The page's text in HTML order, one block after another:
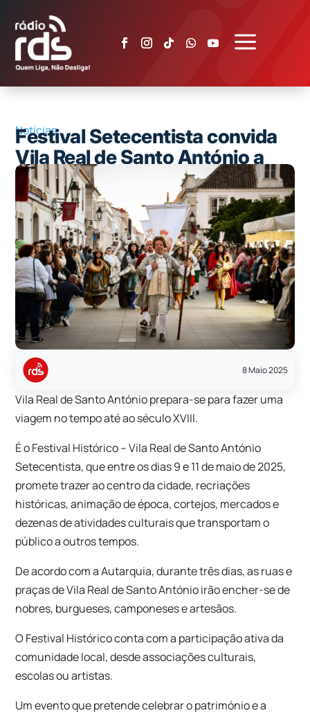
a
Notícias
Festival Setecentista convida
Vila Real de Santo António a
viajar até ao século XVIII
8 Maio 2025
Vila Real de Santo António prepara-se para fazer uma
viagem no tempo até ao século XVIII.
É o Festival Histórico – Vila Real de Santo António
Setecentista, que entre os dias 9 e 11 de maio de 2025,
promete trazer ao centro da cidade, recriações
históricas, animação de época, cortejos, mercados e
dezenas de atividades culturais que transportam o
público a outros tempos.
De acordo com a Autarquia, durante três dias, as ruas e
praças de Vila Real de Santo António irão encher-se de
nobres, burgueses, camponeses e artesãos.
O Festival Histórico conta com a participação ativa da
comunidade local, desde associações culturais,
escolas ou artistas.
Um evento que pretende celebrar o património e a